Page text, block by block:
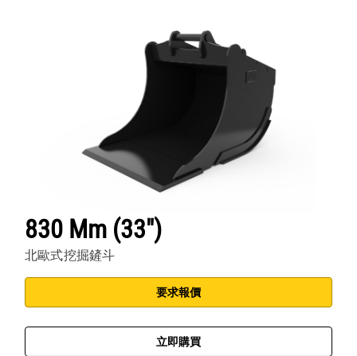
830 Mm (33")
北歐式挖掘鏟斗
要求報價
立即購買